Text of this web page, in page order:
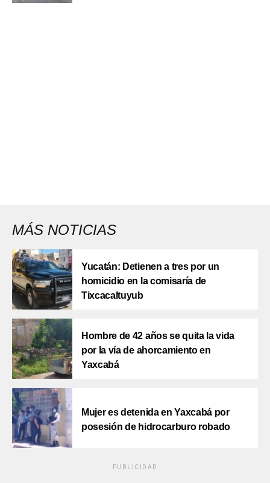
MÁS NOTICIAS
Yucatán: Detienen a tres por un
homicidio en la comisaría de
Tixcacaltuyub
Hombre de 42 años se quita la vida
por la vía de ahorcamiento en
Yaxcabá
Mujer es detenida en Yaxcabá por
posesión de hidrocarburo robado
PUBLICIDAD